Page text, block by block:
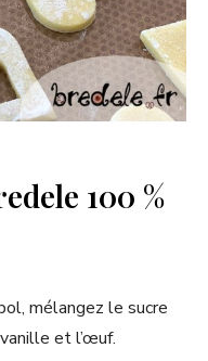
100 %
mélangez le sucre
et l’œuf.